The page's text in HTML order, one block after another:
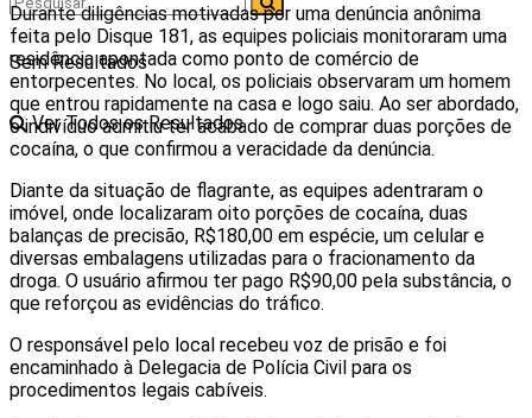
Sem Resultados
Ver Todos os Resultados
Durante diligências motivadas por uma denúncia anônima
feita pelo Disque 181, as equipes policiais monitoraram uma
residência apontada como ponto de comércio de
entorpecentes. No local, os policiais observaram um homem
que entrou rapidamente na casa e logo saiu. Ao ser abordado,
o indivíduo admitiu ter acabado de comprar duas porções de
cocaína, o que confirmou a veracidade da denúncia.
Diante da situação de flagrante, as equipes adentraram o
imóvel, onde localizaram oito porções de cocaína, duas
balanças de precisão, R$180,00 em espécie, um celular e
diversas embalagens utilizadas para o fracionamento da
droga. O usuário afirmou ter pago R$90,00 pela substância, o
que reforçou as evidências do tráfico.
O responsável pelo local recebeu voz de prisão e foi
encaminhado à Delegacia de Polícia Civil para os
procedimentos legais cabíveis.